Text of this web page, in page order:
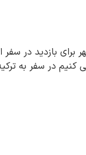
برای بازدید در
کنیم در سفر به